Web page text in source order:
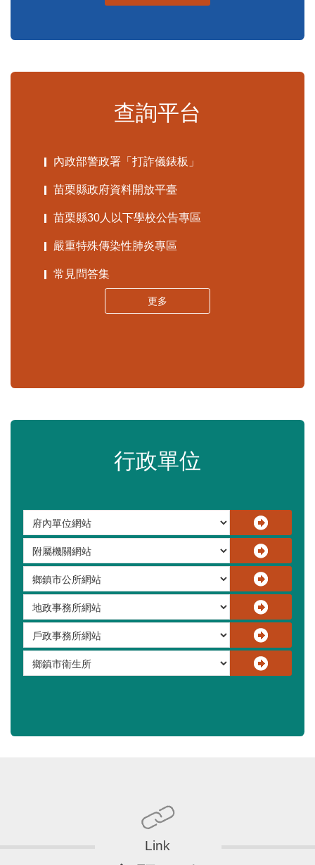
查詢平台
苗栗縣30人以下學校公告專區
嚴重特殊傳染性肺炎專區
行政單位